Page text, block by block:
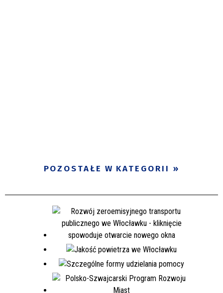
POZOSTAŁE W KATEGORII